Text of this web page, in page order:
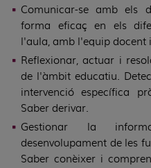
Comunicar-se amb els
forma eficaç en els
l'aula, amb l'equip
Reflexionar, actuar i
de l'àmbit educatiu.
intervenció específica
Saber derivar.
Gestionar la
desenvolupament de les
Saber conèixer i